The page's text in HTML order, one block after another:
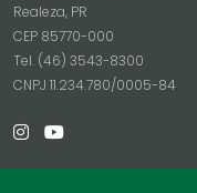
Realeza, PR
CEP 85770-000
Tel. (46) 3543-8300
CNPJ 11.234.780/0005-84